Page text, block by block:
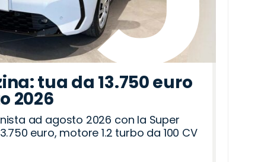
tua da 13.750 euro
2026
ad agosto 2026 con la Super
euro, motore 1.2 turbo da 100 CV